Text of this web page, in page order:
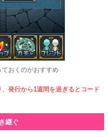
おくのがおすすめ
発行から1週間を過ぎるとコード
継ぐ